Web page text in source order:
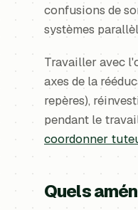
confusions de
systèmes
Travailler avec
axes de la
repères),
pendant le
coordonner
Quels